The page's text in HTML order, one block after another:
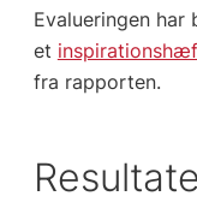
Evalueringen har
et
fra rapporten.